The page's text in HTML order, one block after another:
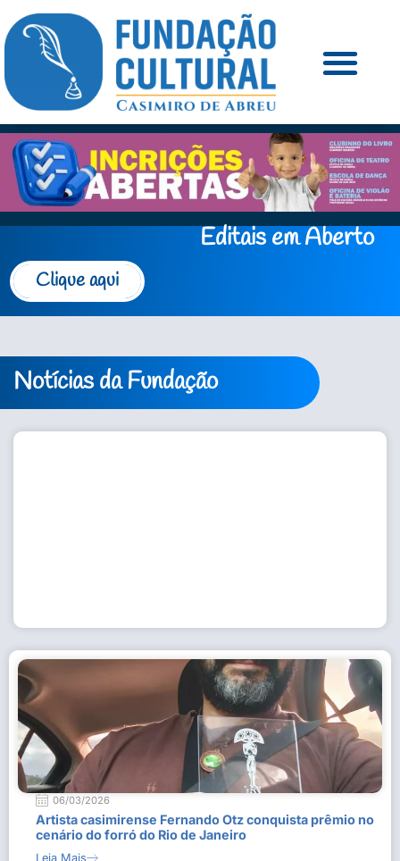
Editais em Aberto
Clique aqui
Notícias da Fundação
06/03/2026
Artista casimirense Fernando Otz conquista prêmio no
cenário do forró do Rio de Janeiro
Leia Mais